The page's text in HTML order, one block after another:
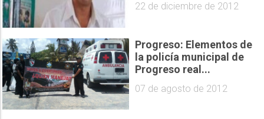
22 de diciembre de 2012
Progreso: Elementos de
la policía municipal de
Progreso real...
07 de agosto de 2012